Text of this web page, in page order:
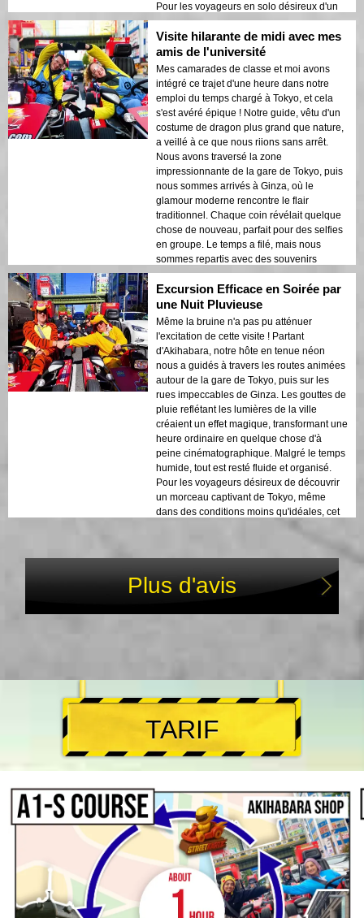
Pour les voyageurs en solo désireux d'un
aperçu sans tracas de Tokyo, c'est de l'or
pur !
Visite hilarante de midi avec mes
amis de l'université
Mes camarades de classe et moi avons
intégré ce trajet d'une heure dans notre
emploi du temps chargé à Tokyo, et cela
s'est avéré épique ! Notre guide, vêtu d'un
costume de dragon plus grand que nature,
a veillé à ce que nous riions sans arrêt.
Nous avons traversé la zone
impressionnante de la gare de Tokyo, puis
nous sommes arrivés à Ginza, où le
glamour moderne rencontre le flair
traditionnel. Chaque coin révélait quelque
chose de nouveau, parfait pour des selfies
en groupe. Le temps a filé, mais nous
sommes repartis avec des souvenirs
incroyables et de nouvelles blagues
internes. À essayer absolument pour les
groupes d'amis qui aiment s'amuser !
Excursion Efficace en Soirée par
une Nuit Pluvieuse
Même la bruine n'a pas pu atténuer
l'excitation de cette visite ! Partant
d'Akihabara, notre hôte en tenue néon
nous a guidés à travers les routes animées
autour de la gare de Tokyo, puis sur les
rues impeccables de Ginza. Les gouttes de
pluie reflétant les lumières de la ville
créaient un effet magique, transformant une
heure ordinaire en quelque chose d'à
peine cinématographique. Malgré le temps
humide, tout est resté fluide et organisé.
Pour les voyageurs désireux de découvrir
un morceau captivant de Tokyo, même
dans des conditions moins qu'idéales, cet
Plus d'avis
TARIF